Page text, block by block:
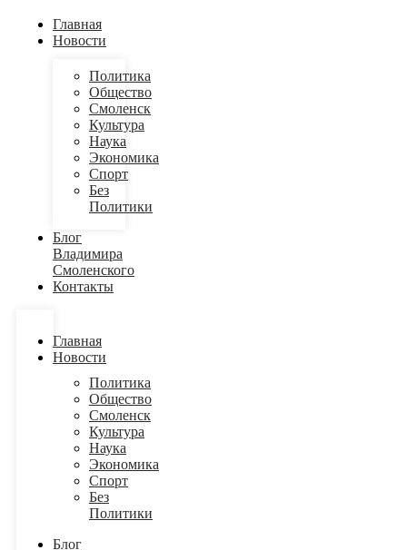
Главная
Новости
Политика
Общество
Смоленск
Культура
Наука
Экономика
Спорт
Без
Политики
Блог
Владимира
Смоленского
Контакты
Главная
Новости
Политика
Общество
Смоленск
Культура
Наука
Экономика
Спорт
Без
Политики
Блог